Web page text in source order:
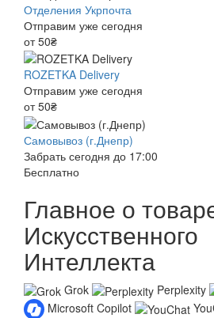
Отделения Укрпочта
Отправим уже сегодня
от 50₴
ROZETKA Delivery
Отправим уже сегодня
от 50₴
Самовывоз (г.Днепр)
Забрать сегодня до 17:00
Бесплатно
Главное о
Искусственного
Интеллекта
Grok Perplexity
Microsoft Copilot